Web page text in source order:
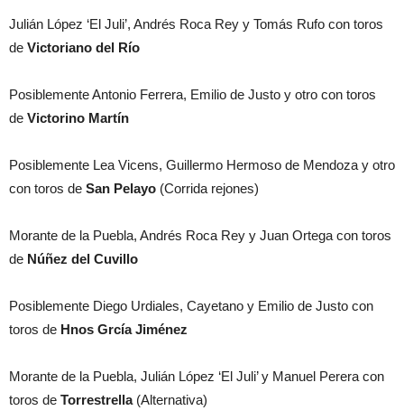
Julián López ‘El Juli’, Andrés Roca Rey y Tomás Rufo con toros
de Victoriano del Río
Posiblemente Antonio Ferrera, Emilio de Justo y otro con toros
de Victorino Martín
Posiblemente Lea Vicens, Guillermo Hermoso de Mendoza y otro
con toros de San Pelayo (Corrida rejones)
Morante de la Puebla, Andrés Roca Rey y Juan Ortega con toros
de Núñez del Cuvillo
Posiblemente Diego Urdiales, Cayetano y Emilio de Justo con
toros de Hnos Grcía Jiménez
Morante de la Puebla, Julián López ‘El Juli’ y Manuel Perera con
toros de Torrestrella(Alternativa)